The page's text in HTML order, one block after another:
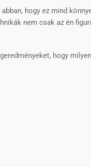
hogy ez mind
nem csak az én
hogy milyen